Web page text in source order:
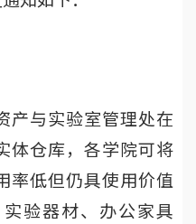
产与实验室管理处在
体仓库，各学院可将
率低但仍具使用价值
验器材、办公家具